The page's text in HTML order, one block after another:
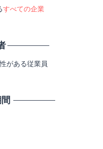
すべての企業
がある従業員